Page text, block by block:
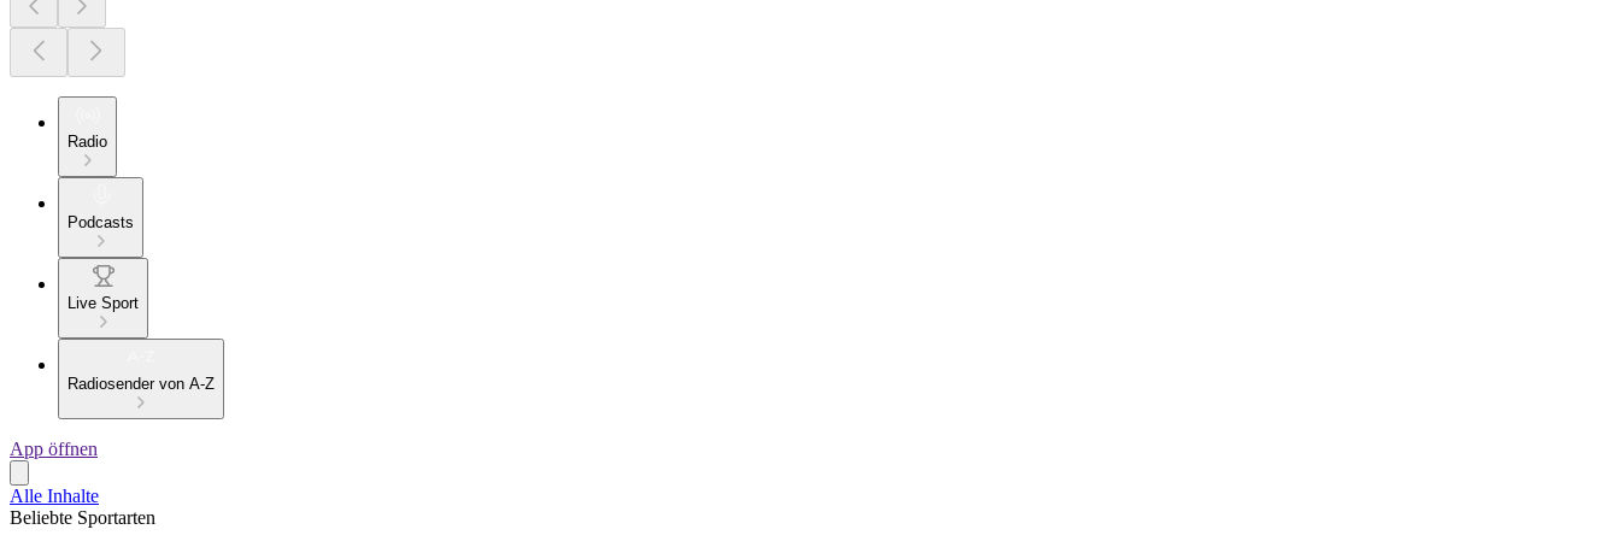
Radio
Podcasts
Live Sport
Radiosender von A-Z
App öffnen
Alle Inhalte
Beliebte Sportarten